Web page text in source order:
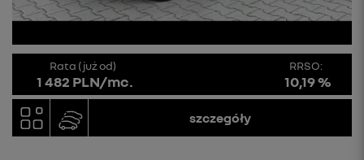
Rata (już od)
1 482 PLN/mc.
RRSO:
10,19 %
szczegóły